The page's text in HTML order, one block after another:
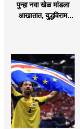
पुन्हा नवा खेळ मांडला
आखातात, युद्धविराम